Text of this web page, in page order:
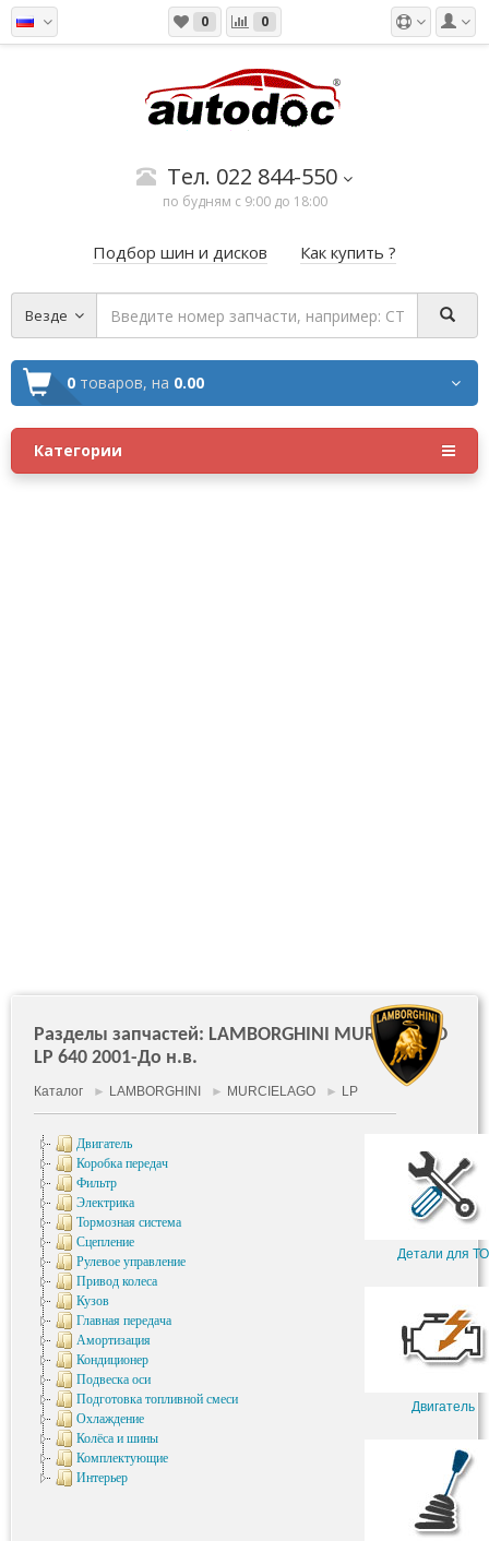
0 0
Тел. 022 844-550
по будням с 9:00 до 18:00
Подбор шин и дисков Как купить ?
Везде
0 товаров, на 0.00
Категории
Разделы запчастей: LAMBORGHINI MURCIÉLAGO
LP 640 2001-До н.в.
Каталог ► LAMBORGHINI ► MURCIELAGO ► LP
Двигатель
Коробка передач
Фильтр
Электрика
Тормозная система
Сцепление
Рулевое управление
Привод колеса
Кузов
Главная передача
Амортизация
Кондиционер
Подвеска оси
Подготовка топливной смеси
Охлаждение
Колёса и шины
Комплектующие
Интерьер
Детали для ТО
Двигатель